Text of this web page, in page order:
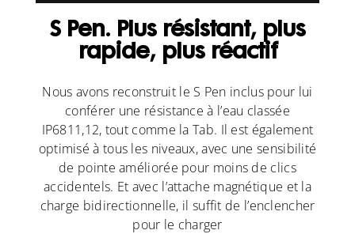
S Pen. Plus résistant, plus
rapide, plus réactif
Nous avons reconstruit le S Pen inclus pour lui
conférer une résistance à l’eau classée
IP6811,12, tout comme la Tab. Il est également
optimisé à tous les niveaux, avec une sensibilité
de pointe améliorée pour moins de clics
accidentels. Et avec l’attache magnétique et la
charge bidirectionnelle, il suffit de l’enclencher
pour le charger